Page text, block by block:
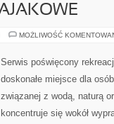
MOŻLIWOŚĆ
Serwis poświęcony
doskonałe miejsce dla
związanej z wodą, naturą
koncentruje się wokół